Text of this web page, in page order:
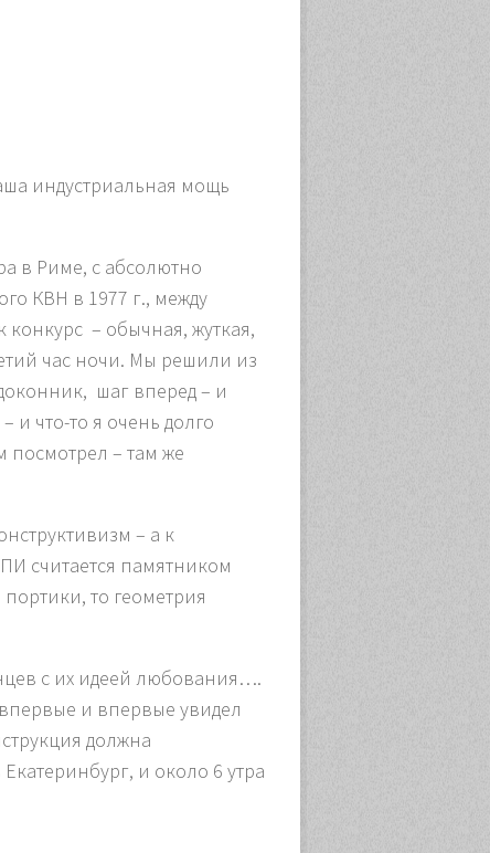
индустриальная мощь
в Риме, с абсолютно
КВН в 1977 г., между
конкурс – обычная, жуткая,
час ночи. Мы решили из
шаг вперед – и
и что-то я очень долго
посмотрел – там же
– а к
считается памятником
то геометрия
с их идеей любования….
и впервые увидел
должна
и около 6 утра